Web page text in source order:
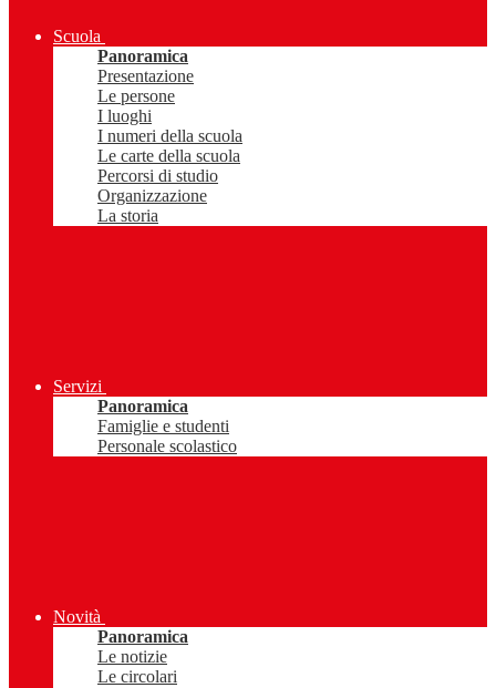
Scuola
Panoramica
Presentazione
Le persone
I luoghi
I numeri della scuola
Le carte della scuola
Percorsi di studio
Organizzazione
La storia
Servizi
Panoramica
Famiglie e studenti
Personale scolastico
Novità
Panoramica
Le notizie
Le circolari